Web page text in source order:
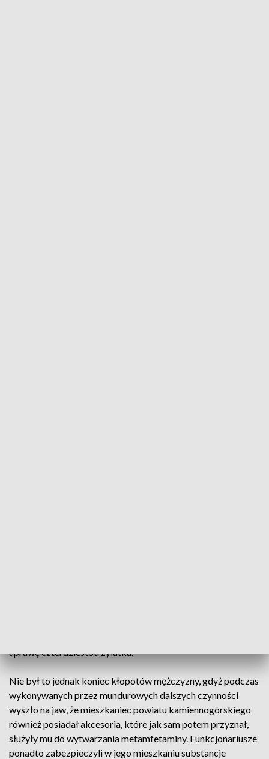
uprawę czterdziestotrzylatka.
Nie był to jednak koniec kłopotów mężczyzny, gdyż podczas
wykonywanych przez mundurowych dalszych czynności
wyszło na jaw, że mieszkaniec powiatu kamiennogórskiego
również posiadał akcesoria, które jak sam potem przyznał,
służyły mu do wytwarzania metamfetaminy. Funkcjonariusze
ponadto zabezpieczyli w jego mieszkaniu substancje